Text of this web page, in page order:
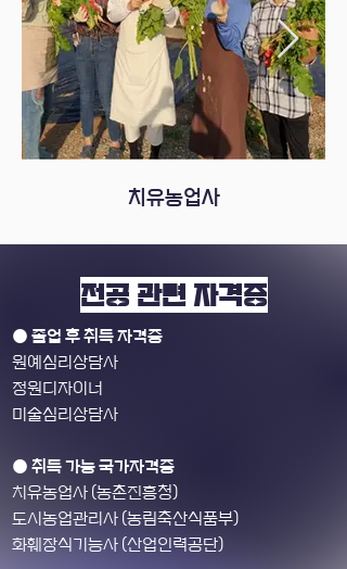
치유농업사
전공 관련 자격증
● 졸업 후 취득 자격증
원예심리상담사
정원디자이너
미술심리상담사
● 취득 가능 국가자격증
치유농업사 (농촌진흥청)
도시농업관리사 (농림축산식품부)
​화훼장식기능사 (산업인력공단)